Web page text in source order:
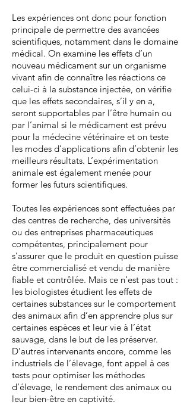
Les expériences ont donc pour fonction
principale de permettre des avancées
scientifiques, notamment dans le domaine
médical. On examine les effets d’un
nouveau médicament sur un organisme
vivant afin de connaître les réactions ce
celui-ci à la substance injectée, on vérifie
que les effets secondaires, s’il y en a,
seront supportables par l’être humain ou
par l’animal si le médicament est prévu
pour la médecine vétérinaire et on teste
les modes d’applications afin d’obtenir les
meilleurs résultats. L’expérimentation
animale est également menée pour
former les futurs scientifiques.
Toutes les expériences sont effectuées par
des centres de recherche, des universités
ou des entreprises pharmaceutiques
compétentes, principalement pour
s’assurer que le produit en question puisse
être commercialisé et vendu de manière
fiable et contrôlée. Mais ce n’est pas tout :
les biologistes étudient les effets de
certaines substances sur le comportement
des animaux afin d’en apprendre plus sur
certaines espèces et leur vie à l’état
sauvage, dans le but de les préserver.
D’autres intervenants encore, comme les
industriels de l’élevage, font appel à ces
tests pour optimiser les méthodes
d’élevage, le rendement des animaux ou
leur bien-être en captivité.